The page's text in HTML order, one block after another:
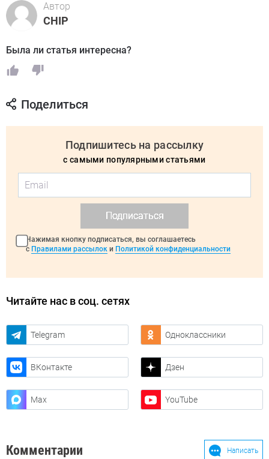
Автор
CHIP
Была ли статья интересна?
Поделиться
Подпишитесь на рассылку
с самыми популярными статьями
Подписаться
Нажимая кнопку подписаться, вы соглашаетесь
с Правилами рассылок и Политикой конфиденциальности
Читайте нас в соц. сетях
Telegram Одноклассники
ВКонтакте Дзен
Max YouTube
Комментарии Написать